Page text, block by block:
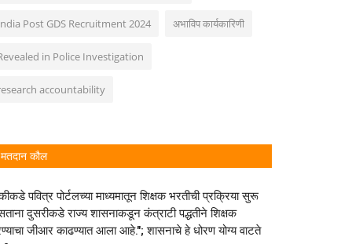
Post GDS Recruitment 2024 अभाविप कार्यकारिणी
in Police Investigation
accountability
मतदान कौल
पवित्र पोर्टलच्या माध्यमातून शिक्षक भरतीची प्रक्रिया सुरू
दुसरीकडे राज्य शासनाकडून कंत्राटी पद्धतीने शिक्षक
जीआर काढण्यात आला आहे."; शासनाचे हे धोरण योग्य वाटते